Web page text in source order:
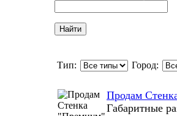
Тип: Город:
Продам
Габаритные